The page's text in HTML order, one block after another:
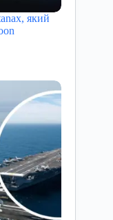
який